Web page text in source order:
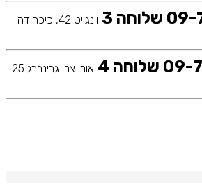
3
וינגייט 42, כיכר דה
4
אורי צבי גרינברג 25